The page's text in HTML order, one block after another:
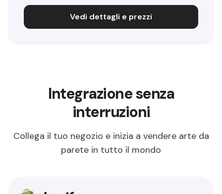
Vedi dettagli e prezzi
Integrazione senza
interruzioni
Collega il tuo negozio e inizia a vendere arte da
parete in tutto il mondo